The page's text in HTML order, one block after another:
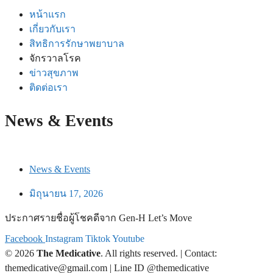
หน้าแรก
เกี่ยวกับเรา
สิทธิการรักษาพยาบาล
จักรวาลโรค
ข่าวสุขภาพ
ติดต่อเรา
News & Events
News & Events
มิถุนายน 17, 2026
ประกาศรายชื่อผู้โชคดีจาก Gen-H Let’s Move
Facebook Instagram TiktokYoutube
© 2026 The Medicative. All rights reserved. | Contact:
themedicative@gmail.com | Line ID @themedicative